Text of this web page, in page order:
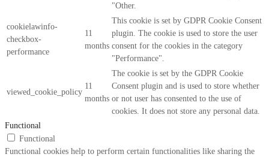
"Other.
cookielawinfo-
checkbox-
performance
11
months
This cookie is set by GDPR Cookie Consent
plugin. The cookie is used to store the user
consent for the cookies in the category
"Performance".
viewed_cookie_policy
11
months
The cookie is set by the GDPR Cookie
Consent plugin and is used to store whether
or not user has consented to the use of
cookies. It does not store any personal data.
Functional
Functional
Functional cookies help to perform certain functionalities like sharing the